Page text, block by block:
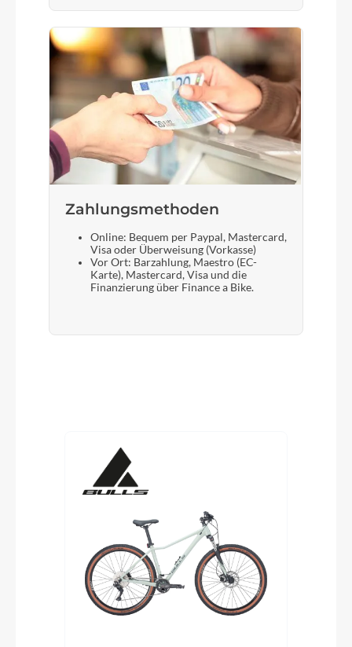
Zahlungsmethoden
Online: Bequem per Paypal, Mastercard,
Visa oder Überweisung (Vorkasse)
Vor Ort: Barzahlung, Maestro (EC-
Karte), Mastercard, Visa und die
Finanzierung über Finance a Bike.